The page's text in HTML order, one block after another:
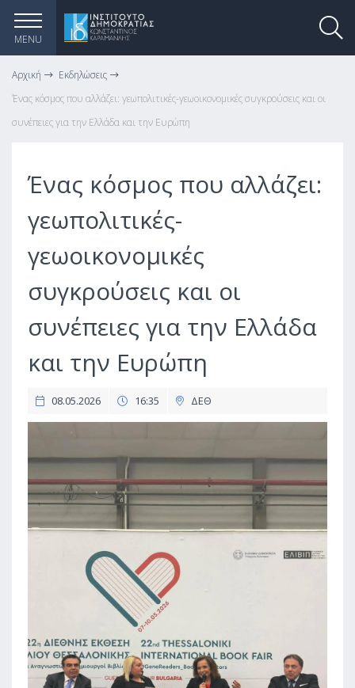
MENU
Αρχική
Εκδηλώσεις
Ένας κόσμος που αλλάζει: γεωπολιτικές-γεωοικονομικές συγκρούσεις και οι
συνέπειες για την Ελλάδα και την Ευρώπη
Ένας κόσμος που αλλάζει:
γεωπολιτικές-
γεωοικονομικές
συγκρούσεις και οι
συνέπειες για την Ελλάδα
και την Ευρώπη
08.05.2026 16:35 ΔΕΘ